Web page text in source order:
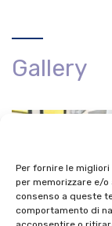
Per fornire le
per memorizzare e/
consenso a queste
comportamento di
Gallery